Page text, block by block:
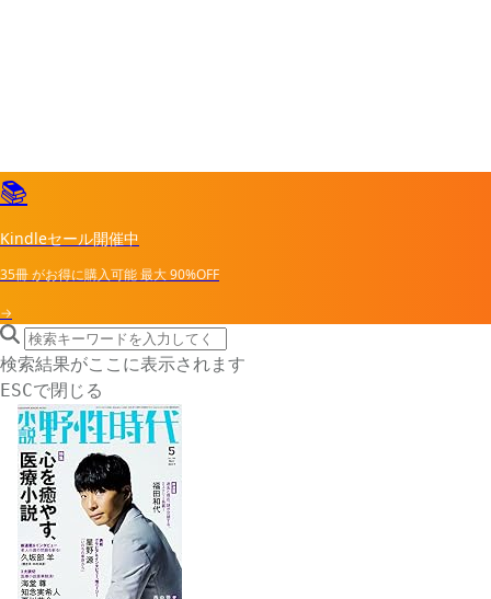
📚
Kindleセール開催中
35冊がお得に購入可能最大90%OFF
→
search icon
サイト内検索
検索結果がここに表示されます
ESCで閉じる